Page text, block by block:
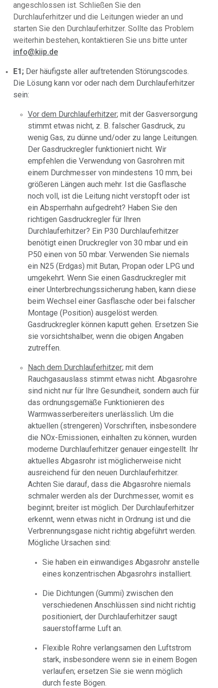
angeschlossen ist. Schließen Sie den
Durchlauferhitzer und die Leitungen wieder an und
starten Sie den Durchlauferhitzer. Sollte das Problem
weiterhin bestehen, kontaktieren Sie uns bitte unter
info@kiip.de
E1; Der häufigste aller auftretenden Störungscodes.
Die Lösung kann vor oder nach dem Durchlauferhitzer
sein:
Vor dem Durchlauferhitzer; mit der Gasversorgung
stimmt etwas nicht, z. B. falscher Gasdruck, zu
wenig Gas, zu dünne und/oder zu lange Leitungen.
Der Gasdruckregler funktioniert nicht. Wir
empfehlen die Verwendung von Gasrohren mit
einem Durchmesser von mindestens 10 mm, bei
größeren Längen auch mehr. Ist die Gasflasche
noch voll, ist die Leitung nicht verstopft oder ist
ein Absperrhahn aufgedreht? Haben Sie den
richtigen Gasdruckregler für Ihren
Durchlauferhitzer? Ein P30 Durchlauferhitzer
benötigt einen Druckregler von 30 mbar und ein
P50 einen von 50 mbar. Verwenden Sie niemals
ein N25 (Erdgas) mit Butan, Propan oder LPG und
umgekehrt. Wenn Sie einen Gasdruckregler mit
einer Unterbrechungssicherung haben, kann diese
beim Wechsel einer Gasflasche oder bei falscher
Montage (Position) ausgelöst werden.
Gasdruckregler können kaputt gehen. Ersetzen Sie
sie vorsichtshalber, wenn die obigen Angaben
zutreffen.
Nach dem Durchlauferhitzer; mit dem
Rauchgasauslass stimmt etwas nicht. Abgasrohre
sind nicht nur für Ihre Gesundheit, sondern auch für
das ordnungsgemäße Funktionieren des
Warmwasserbereiters unerlässlich. Um die
aktuellen (strengeren) Vorschriften, insbesondere
die NOx-Emissionen, einhalten zu können, wurden
moderne Durchlauferhitzer genauer eingestellt. Ihr
aktuelles Abgasrohr ist möglicherweise nicht
ausreichend für den neuen Durchlauferhitzer.
Achten Sie darauf, dass die Abgasrohre niemals
schmaler werden als der Durchmesser, womit es
beginnt; breiter ist möglich. Der Durchlauferhitzer
erkennt, wenn etwas nicht in Ordnung ist und die
Verbrennungsgase nicht richtig abgeführt werden.
Mögliche Ursachen sind:
Sie haben ein einwandiges Abgasrohr anstelle
eines konzentrischen Abgasrohrs installiert.
Die Dichtungen (Gummi) zwischen den
verschiedenen Anschlüssen sind nicht richtig
positioniert, der Durchlauferhitzer saugt
sauerstoffarme Luft an.
Flexible Rohre verlangsamen den Luftstrom
stark, insbesondere wenn sie in einem Bogen
verlaufen; ersetzen Sie sie wenn möglich
durch feste Bögen.